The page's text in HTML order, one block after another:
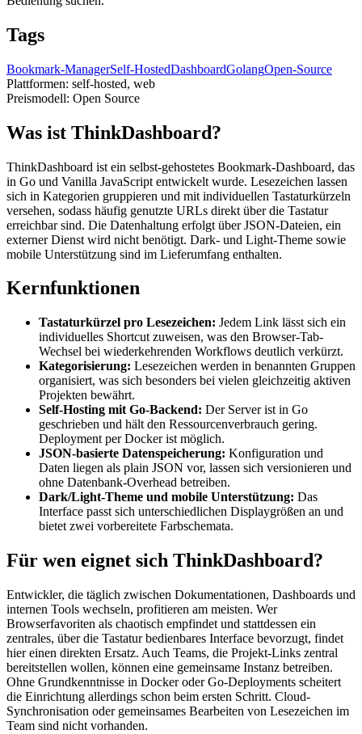
Tags
Bookmark-ManagerSelf-HostedDashboardGolangOpen-Source
Plattformen: self-hosted, web
Preismodell: Open Source
Was ist ThinkDashboard?
ThinkDashboard ist ein selbst-gehostetes Bookmark-Dashboard, das
in Go und Vanilla JavaScript entwickelt wurde. Lesezeichen lassen
sich in Kategorien gruppieren und mit individuellen Tastaturkürzeln
versehen, sodass häufig genutzte URLs direkt über die Tastatur
erreichbar sind. Die Datenhaltung erfolgt über JSON-Dateien, ein
externer Dienst wird nicht benötigt. Dark- und Light-Theme sowie
mobile Unterstützung sind im Lieferumfang enthalten.
Kernfunktionen
Tastaturkürzel pro Lesezeichen: Jedem Link lässt sich ein
individuelles Shortcut zuweisen, was den Browser-Tab-
Wechsel bei wiederkehrenden Workflows deutlich verkürzt.
Kategorisierung: Lesezeichen werden in benannten Gruppen
organisiert, was sich besonders bei vielen gleichzeitig aktiven
Projekten bewährt.
Self-Hosting mit Go-Backend: Der Server ist in Go
geschrieben und hält den Ressourcenverbrauch gering.
Deployment per Docker ist möglich.
JSON-basierte Datenspeicherung: Konfiguration und
Daten liegen als plain JSON vor, lassen sich versionieren und
ohne Datenbank-Overhead betreiben.
Dark/Light-Theme und mobile Unterstützung: Das
Interface passt sich unterschiedlichen Displaygrößen an und
bietet zwei vorbereitete Farbschemata.
Für wen eignet sich ThinkDashboard?
Entwickler, die täglich zwischen Dokumentationen, Dashboards und
internen Tools wechseln, profitieren am meisten. Wer
Browserfavoriten als chaotisch empfindet und stattdessen ein
zentrales, über die Tastatur bedienbares Interface bevorzugt, findet
hier einen direkten Ersatz. Auch Teams, die Projekt-Links zentral
bereitstellen wollen, können eine gemeinsame Instanz betreiben.
Ohne Grundkenntnisse in Docker oder Go-Deployments scheitert
die Einrichtung allerdings schon beim ersten Schritt. Cloud-
Synchronisation oder gemeinsames Bearbeiten von Lesezeichen im
Team sind nicht vorhanden.